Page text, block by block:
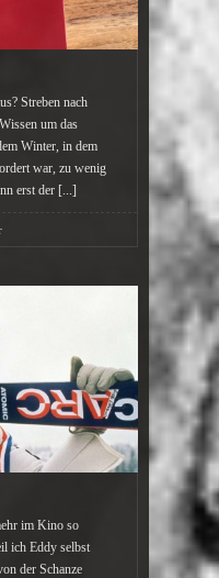
Streben nach
um das
Winter, in dem
war, zu wenig
erst der [...]
im Kino so
ich Eddy selbst
der Schanze